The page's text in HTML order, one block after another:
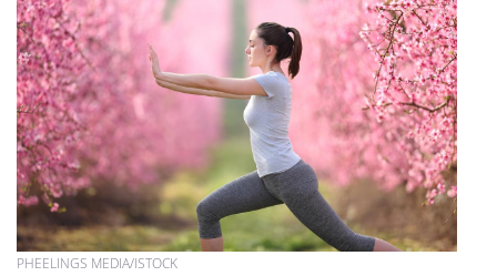
PHEELINGS MEDIA/ISTOCK